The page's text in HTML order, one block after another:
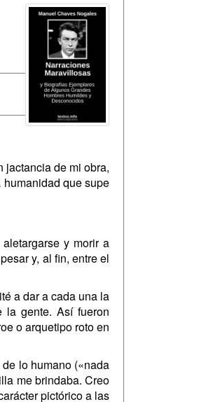
jactancia de mi obra,
que supe
y morir a
y, al fin, entre el
a dar a cada una la
la gente. Así fueron
o arquetipo roto en
lo humano («nada
me brindaba. Creo
pictórico a las